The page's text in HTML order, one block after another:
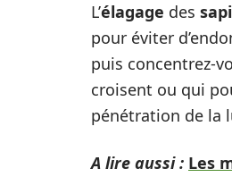
L’élagage des
pour éviter
puis concentrez-
croisent ou qui
pénétration de la
A lire aussi : Les